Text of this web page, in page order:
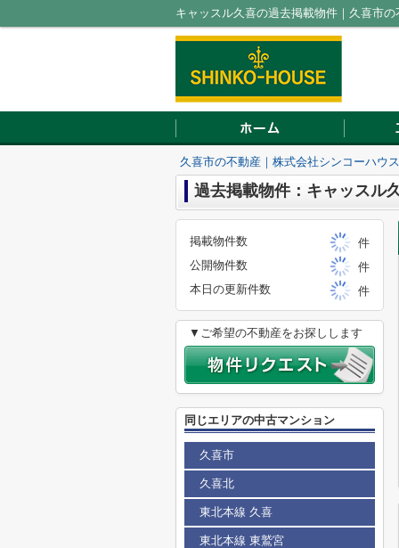
キャッスル久喜の過去掲載物件｜久喜市
久喜市の不動産｜株式会社シンコーハウス
過去掲載物件：キャッスル
掲載物件数
件
公開物件数
件
本日の更新件数
件
▼ご希望の不動産をお探しします
同じエリアの中古マンション
久喜市
久喜北
東北本線 久喜
東北本線 東鷲宮